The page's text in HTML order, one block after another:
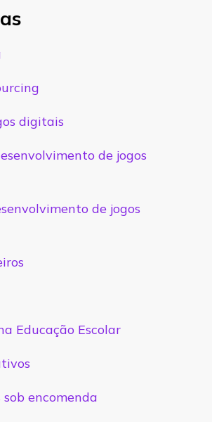
digitais
de jogos
de jogos
Educação Escolar
encomenda